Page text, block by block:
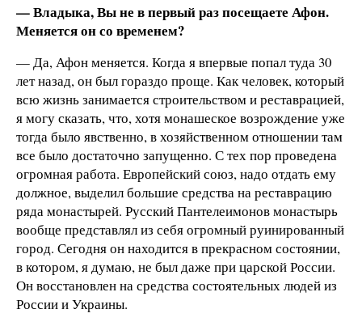
— Владыка, Вы не в первый раз посещаете Афон.
Меняется он со временем?
— Да, Афон меняется. Когда я впервые попал туда 30
лет назад, он был гораздо проще. Как человек, который
всю жизнь занимается строительством и реставрацией,
я могу сказать, что, хотя монашеское возрождение уже
тогда было явственно, в хозяйственном отношении там
все было достаточно запущенно. С тех пор проведена
огромная работа. Европейский союз, надо отдать ему
должное, выделил большие средства на реставрацию
ряда монастырей. Русский Пантелеимонов монастырь
вообще представлял из себя огромный руинированный
город. Сегодня он находится в прекрасном состоянии,
в котором, я думаю, не был даже при царской России.
Он восстановлен на средства состоятельных людей из
России и Украины.